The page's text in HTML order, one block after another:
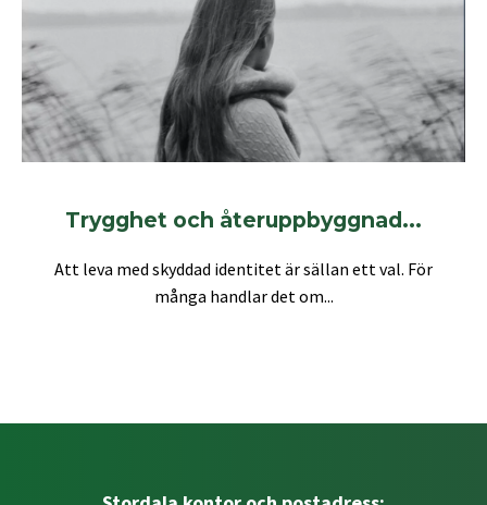
Trygghet och återuppbyggnad...
Att leva med skyddad identitet är sällan ett val. För
många handlar det om...